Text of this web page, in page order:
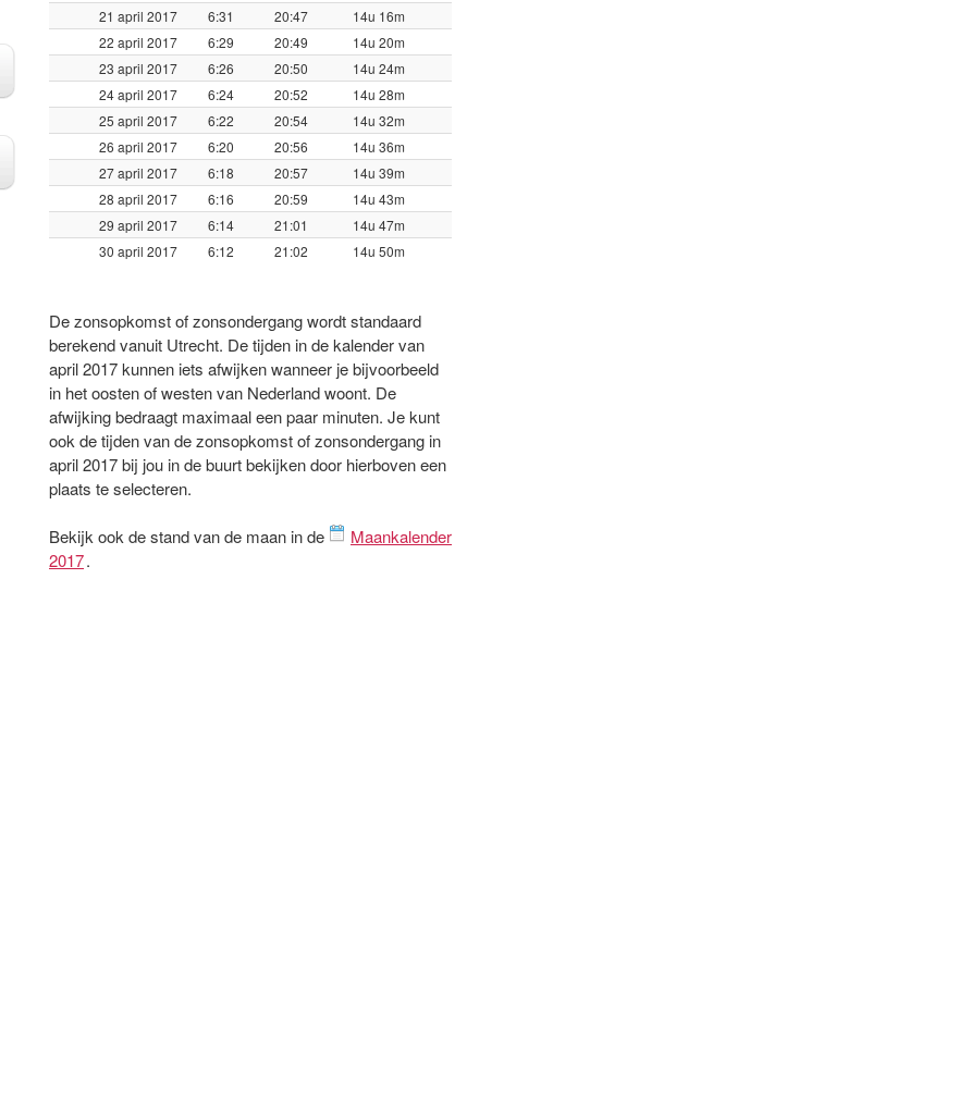
21 april 2017
6:31 20:47
14u 16m
22 april 2017
6:29 20:49
14u 20m
23 april 2017
6:26 20:50
14u 24m
24 april 2017
6:24 20:52
14u 28m
25 april 2017
6:22 20:54
14u 32m
26 april 2017
6:20 20:56
14u 36m
27 april 2017
6:18 20:57
14u 39m
28 april 2017
6:16 20:59
14u 43m
29 april 2017
6:14 21:01
14u 47m
30 april 2017
6:12 21:02 14u 50m
De zonsopkomst of zonsondergang wordt standaard
berekend vanuit Utrecht. De tijden in de kalender van
april 2017 kunnen iets afwijken wanneer je bijvoorbeeld
in het oosten of westen van Nederland woont. De
afwijking bedraagt maximaal een paar minuten. Je kunt
ook de tijden van de zonsopkomst of zonsondergang in
april 2017 bij jou in de buurt bekijken door hierboven een
plaats te selecteren.
Bekijk ook de stand van de maan in de
Maankalender
2017.